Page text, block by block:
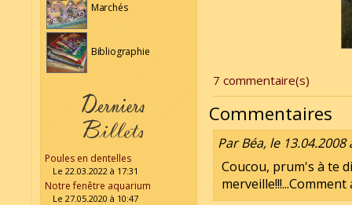
Marchés
Bibliographie
Poules en dentelles
Le 22.03.2022 à 17:31
Notre fenêtre aquarium
Le 27.05.2020 à 10:47
7 commentaire(s)
Commentaires
Par Béa, le 13.04.2008
Coucou, prum's à te